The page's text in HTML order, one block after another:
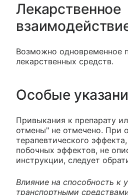
Лекарственное
Возможно одновременное
лекарственных средств.
Особые
Привыкания к препарату
отмены" не отмечено. При
терапевтического
побочных эффектов, не
инструкции, следует
Влияние на способность к
транспортными